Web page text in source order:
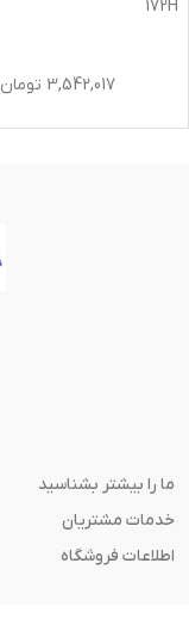
172H
3,542,017 تومان
ما را بیشتر بشناسید
خدمات مشتریان
اطلاعات فروشگاه